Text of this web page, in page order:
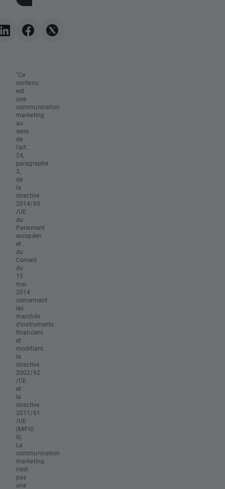
"Ce
contenu
est
une
communication
marketing
au
sens
de
l'art.
24,
paragraphe
3,
de
la
directive
2014/65
/UE
du
Parlement
européen
et
du
Conseil
du
15
mai
2014
concernant
les
marchés
d'instruments
financiers
et
modifiant
la
directive
2002/92
/CE
et
la
directive
2011/61
/UE
(MiFID
II).
La
communication
marketing
n'est
pas
une